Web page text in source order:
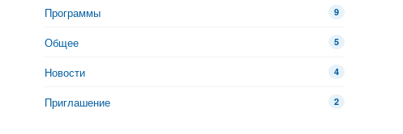
Программы 9
Общее 5
Новости 4
Приглашение 2